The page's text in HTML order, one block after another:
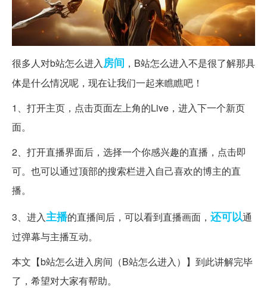
很多人对b站怎么进入房间 ，B站怎么进入不是很了解那具
体是什么情况呢，现在让我们一起来瞧瞧吧！
1、打开主页，点击页面左上角的Live，进入下一个新页
面。
2、打开直播界面后，选择一个你感兴趣的直播，点击即
可。也可以通过顶部的搜索栏进入自己喜欢的博主的直
播。
3、进入主播的直播间后，可以看到直播画面， 还可以通
过弹幕与主播互动。
本文【b站怎么进入房间（B站怎么进入）】到此讲解完毕
了，希望对大家有帮助。